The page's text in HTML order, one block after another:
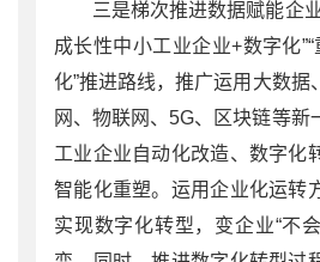
三是梯次推进数据赋能企
成长性中小工业企业+数字化
化”推进路线，推广运用大数据
网、物联网、5G、区块链等新
工业企业自动化改造、数字化
智能化重塑。运用企业化运转
实现数字化转型，变企业“不